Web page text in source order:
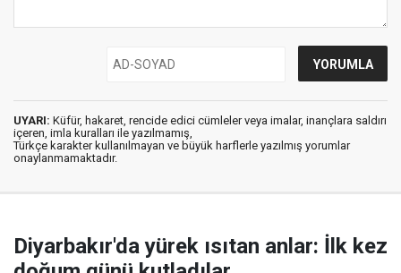
UYARI: Küfür, hakaret, rencide edici cümleler veya imalar, inançlara saldırı
içeren, imla kuralları ile yazılmamış,
Türkçe karakter kullanılmayan ve büyük harflerle yazılmış yorumlar
onaylanmamaktadır.
Diyarbakır'da yürek ısıtan anlar: İlk kez